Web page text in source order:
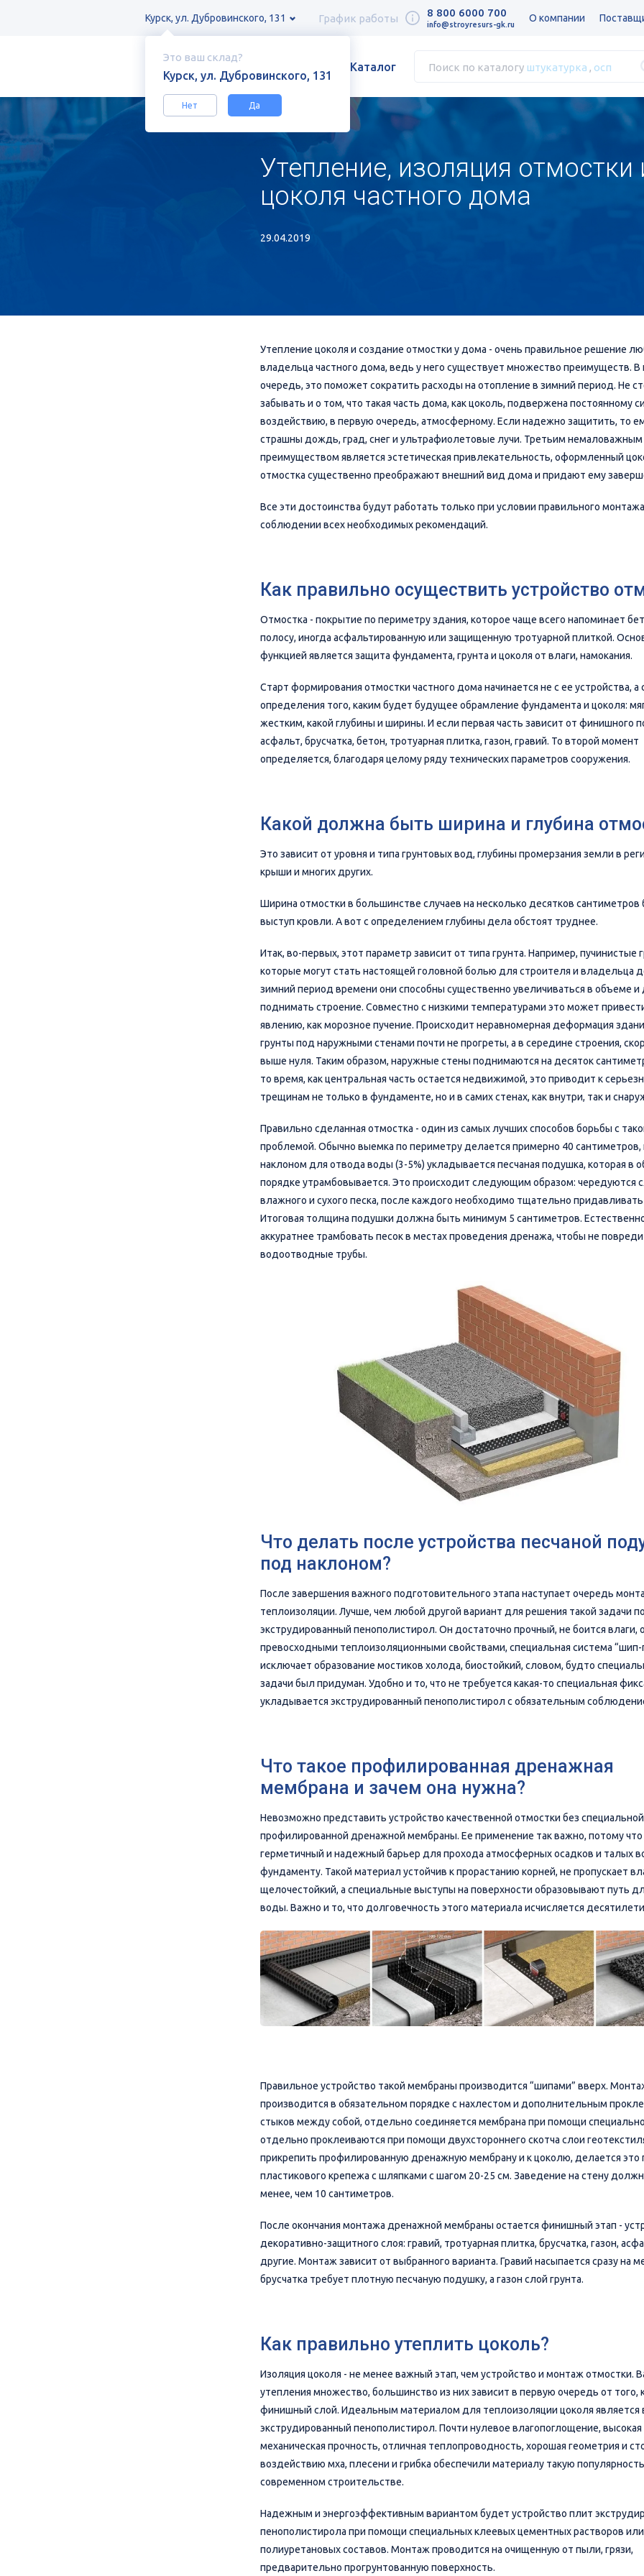
Это ваш склад?
Курск, ул. Дубровинского, 131
Нет Да
Курск, ул. Дубровинского, 131 График работы 8 800 6000 700
info@stroyresurs-gk.ru
О компании
Каталог Поиск по каталогу штукатурка осп
Утепление, изоляция отмостки
цоколя частного дома
29.04.2019
Утепление цоколя и создание отмостки у дома - очень правильное решение
владельца частного дома, ведь у него существует множество преимуществ. В
очередь, это поможет сократить расходы на отопление в зимний период. Не
забывать и о том, что такая часть дома, как цоколь, подвержена постоянному
воздействию, в первую очередь, атмосферному. Если надежно защитить, то
страшны дождь, град, снег и ультрафиолетовые лучи. Третьим немаловажным
преимуществом является эстетическая привлекательность, оформленный
отмостка существенно преображают внешний вид дома и придают ему
Все эти достоинства будут работать только при условии правильного
соблюдении всех необходимых рекомендаций.
Как правильно осуществить устройство
Отмостка - покрытие по периметру здания, которое чаще всего напоминает
полосу, иногда асфальтированную или защищенную тротуарной плиткой.
функцией является защита фундамента, грунта и цоколя от влаги, намокания.
Старт формирования отмостки частного дома начинается не с ее устройства, а
определения того, каким будет будущее обрамление фундамента и цоколя:
жестким, какой глубины и ширины. И если первая часть зависит от финишного
асфальт, брусчатка, бетон, тротуарная плитка, газон, гравий. То второй момент
определяется, благодаря целому ряду технических параметров сооружения.
Какой должна быть ширина и глубина
Это зависит от уровня и типа грунтовых вод, глубины промерзания земли в
крыши и многих других.
Ширина отмостки в большинстве случаев на несколько десятков
выступ кровли. А вот с определением глубины дела обстоят труднее.
Итак, во-первых, этот параметр зависит от типа грунта. Например, пучинистые
которые могут стать настоящей головной болью для строителя и владельца
зимний период времени они способны существенно увеличиваться в объеме и
поднимать строение. Совместно с низкими температурами это может
явлению, как морозное пучение. Происходит неравномерная деформация
грунты под наружными стенами почти не прогреты, а в середине строения,
выше нуля. Таким образом, наружные стены поднимаются на десяток
то время, как центральная часть остается недвижимой, это приводит к
трещинам не только в фундаменте, но и в самих стенах, как внутри, так и
Правильно сделанная отмостка - один из самых лучших способов борьбы с
проблемой. Обычно выемка по периметру делается примерно 40 сантиметров,
наклоном для отвода воды (3-5%) укладывается песчаная подушка, которая в
порядке утрамбовывается. Это происходит следующим образом: чередуются
влажного и сухого песка, после каждого необходимо тщательно придавливать
Итоговая толщина подушки должна быть минимум 5 сантиметров.
аккуратнее трамбовать песок в местах проведения дренажа, чтобы не
водоотводные трубы.
Что делать после устройства песчаной
под наклоном?
После завершения важного подготовительного этапа наступает очередь
теплоизоляции. Лучше, чем любой другой вариант для решения такой задачи
экструдированный пенополистирол. Он достаточно прочный, не боится влаги,
превосходными теплоизоляционными свойствами, специальная система “шип-
исключает образование мостиков холода, биостойкий, словом, будто
задачи был придуман. Удобно и то, что не требуется какая-то специальная
укладывается экструдированный пенополистирол с обязательным
Что такое профилированная дренажная
мембрана и зачем она нужна?
Невозможно представить устройство качественной отмостки без специальной
профилированной дренажной мембраны. Ее применение так важно, потому что
герметичный и надежный барьер для прохода атмосферных осадков и талых
фундаменту. Такой материал устойчив к прорастанию корней, не пропускает
щелочестойкий, а специальные выступы на поверхности образовывают путь
воды. Важно и то, что долговечность этого материала исчисляется
Правильное устройство такой мембраны производится “шипами” вверх.
производится в обязательном порядке с нахлестом и дополнительным
стыков между собой, отдельно соединяется мембрана при помощи
отдельно проклеиваются при помощи двухстороннего скотча слои
прикрепить профилированную дренажную мембрану и к цоколю, делается
пластикового крепежа с шляпками с шагом 20-25 см. Заведение на стену
менее, чем 10 сантиметров.
После окончания монтажа дренажной мембраны остается финишный этап -
декоративно-защитного слоя: гравий, тротуарная плитка, брусчатка, газон,
другие. Монтаж зависит от выбранного варианта. Гравий насыпается сразу на
брусчатка требует плотную песчаную подушку, а газон слой грунта.
Как правильно утеплить цоколь?
Изоляция цоколя - не менее важный этап, чем устройство и монтаж отмостки.
утепления множество, большинство из них зависит в первую очередь от того,
финишный слой. Идеальным материалом для теплоизоляции цоколя является
экструдированный пенополистирол. Почти нулевое влагопоглощение, высокая
механическая прочность, отличная теплопроводность, хорошая геометрия и
воздействию мха, плесени и грибка обеспечили материалу такую
современном строительстве.
Надежным и энергоэффективным вариантом будет устройство плит
пенополистирола при помощи специальных клеевых цементных растворов или
полиуретановых составов. Монтаж проводится на очищенную от пыли, грязи,
предварительно прогрунтованную поверхность.